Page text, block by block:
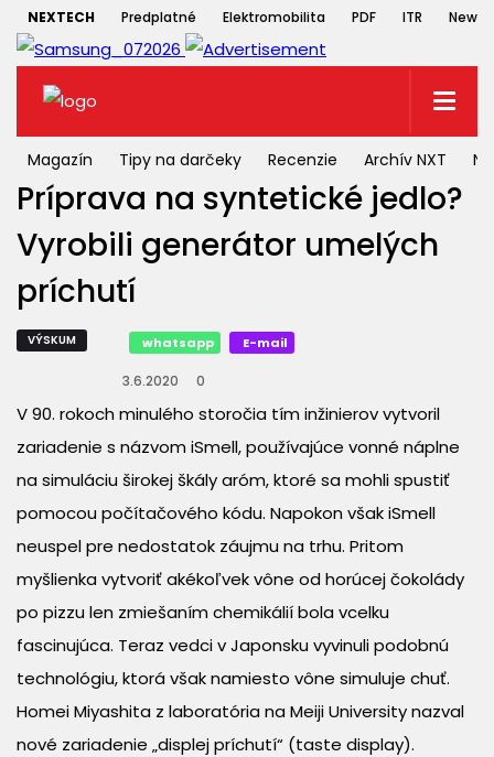
NEXTECH Predplatné Elektromobilita PDF ITR
Magazín Tipy na darčeky Recenzie Archív NXT
Príprava na syntetické jedlo?
Vyrobili generátor umelých
príchutí
VÝSKUM whatsapp E-mail
3.6.2020 0
V 90. rokoch minulého storočia tím inžinierov vytvoril
zariadenie s názvom iSmell, používajúce vonné náplne
na simuláciu širokej škály aróm, ktoré sa mohli spustiť
pomocou počítačového kódu. Napokon však iSmell
neuspel pre nedostatok záujmu na trhu. Pritom
myšlienka vytvoriť akékoľvek vône od horúcej čokolády
po pizzu len zmiešaním chemikálií bola vcelku
fascinujúca. Teraz vedci v Japonsku vyvinuli podobnú
technológiu, ktorá však namiesto vône simuluje chuť.
Homei Miyashita z laboratória na Meiji University nazval
nové zariadenie „displej príchutí“ (taste display).